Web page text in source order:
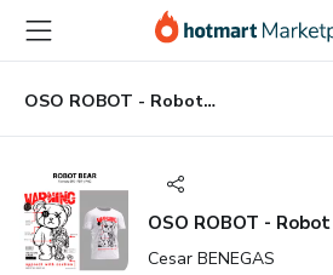
principal
página
de
página
OSO ROBOT - Robot Bear Vector EPS
OSO ROBOT -
Cesar BENEGAS